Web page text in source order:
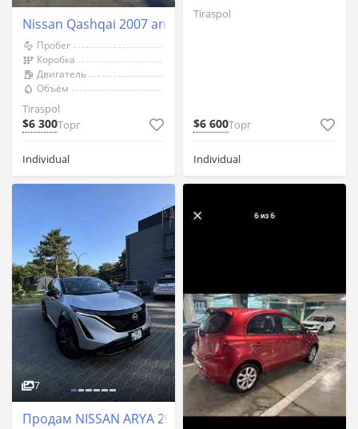
Nissan Qashqai 2007 an Tiraspol
Пробег
Коробка
Двигатель
Объём
Tiraspol
$6 300Торг
Individual
Tiraspol
$6 600Торг
Individual
7
Продам NISSAN ARYA 2023